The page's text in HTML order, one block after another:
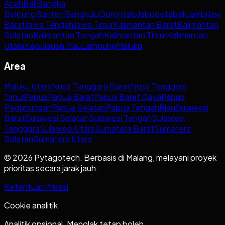
AcehBaliBangka
BelitungBantenBengkuluGorontaloJabodetabekJambi
BaratJawa TengahJawa TimurKalimantan BaratKalimantan
SelatanKalimantan TengahKalimantan TimurKalimantan
UtaraKepulauan RiauLampungMaluku
Area
Maluku UtaraNusa Tenggara BaratNusa Tenggara
TimurPapuaPapua BaratPapua Barat DayaPapua
PegununganPapua SelatanPapua TengahRiauSulawesi
BaratSulawesi SelatanSulawesi TengahSulawesi
TenggaraSulawesi UtaraSumatera BaratSumatera
SelatanSumatera Utara
© 2026 Pytagotech. Berbasis di Malang, melayani proyek
prioritas secara jarak jauh.
KetentuanPrivasi
Cookie analitik